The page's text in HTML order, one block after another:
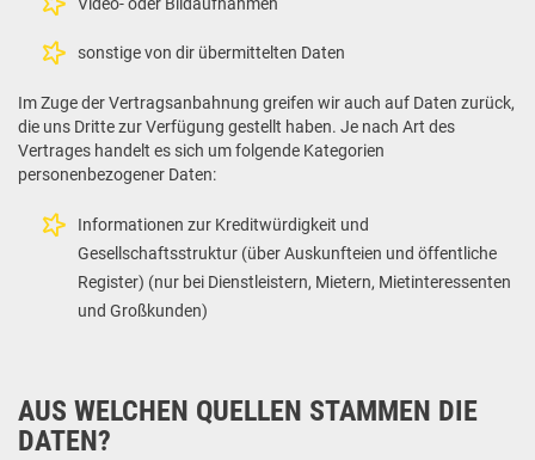
sonstige von dir übermittelten Daten
Im Zuge der Vertragsanbahnung greifen wir auch auf Daten zurück,
die uns Dritte zur Verfügung gestellt haben. Je nach Art des
Vertrages handelt es sich um folgende Kategorien
personenbezogener Daten:
Informationen zur Kreditwürdigkeit und
Gesellschaftsstruktur (über Auskunfteien und öffentliche
Register) (nur bei Dienstleistern, Mietern, Mietinteressenten
und Großkunden)
AUS WELCHEN QUELLEN STAMMEN DIE
DATEN?